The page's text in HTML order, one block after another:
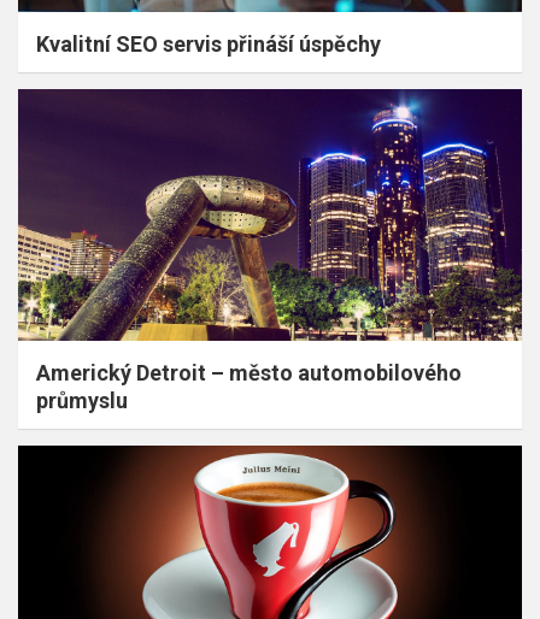
Kvalitní SEO servis přináší úspěchy
Americký Detroit – město automobilového
průmyslu